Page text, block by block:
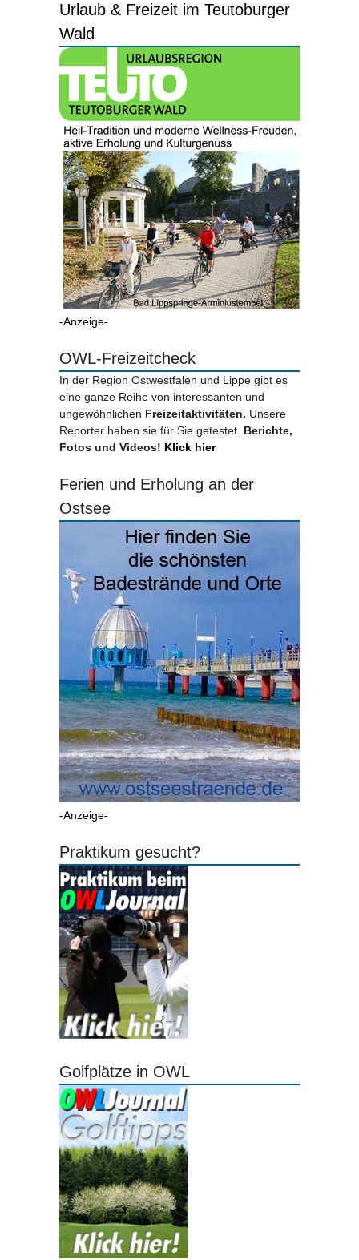
Urlaub & Freizeit im Teutoburger
Wald
-Anzeige-
OWL-Freizeitcheck
In der Region Ostwestfalen und Lippe gibt es
eine ganze Reihe von interessanten und
ungewöhnlichen Freizeitaktivitäten. Unsere
Reporter haben sie für Sie getestet. Berichte,
Fotos und Videos! Klick hier
Ferien und Erholung an der
Ostsee
-Anzeige-
Praktikum gesucht?
Golfplätze in OWL